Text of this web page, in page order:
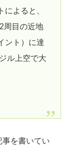
よると、
周目の近地
ント）に達
ル上空で大
を書いてい